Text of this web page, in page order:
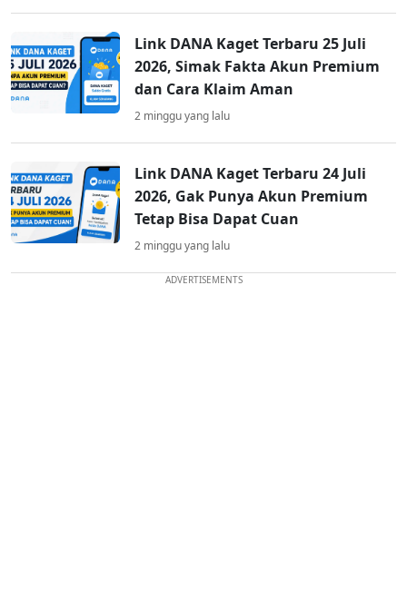
Link DANA Kaget Terbaru 25 Juli
2026, Simak Fakta Akun Premium
dan Cara Klaim Aman
2 minggu yang lalu
Link DANA Kaget Terbaru 24 Juli
2026, Gak Punya Akun Premium
Tetap Bisa Dapat Cuan
2 minggu yang lalu
ADVERTISEMENTS